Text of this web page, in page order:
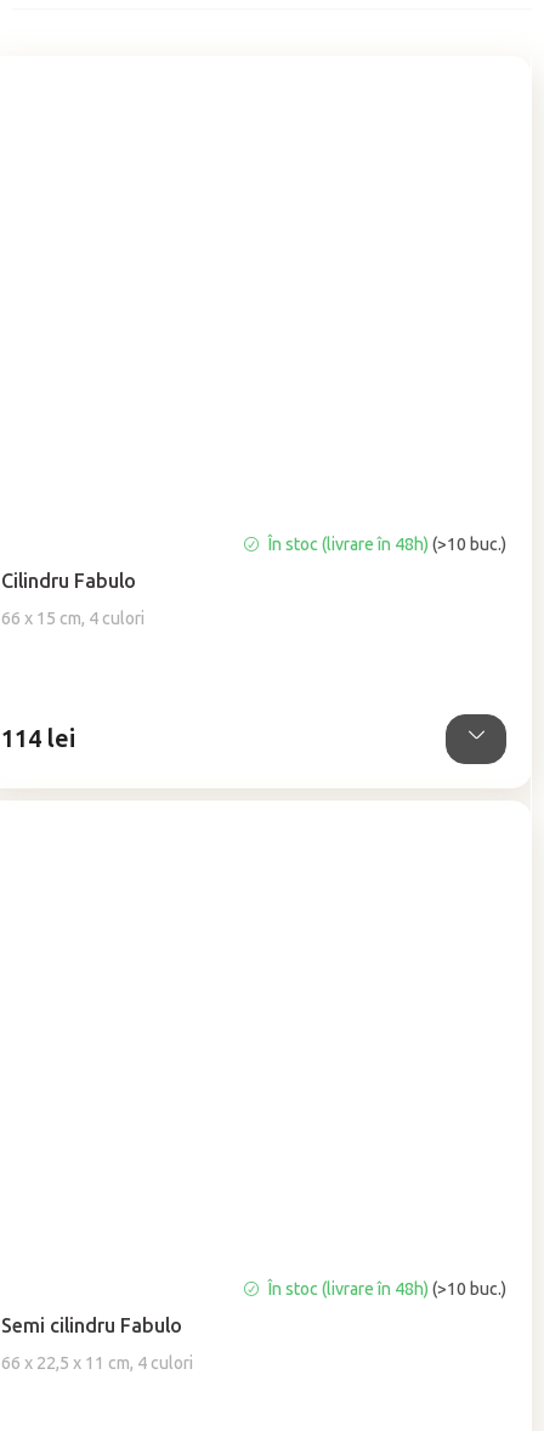
Cilindru Fabulo
66 x 15 cm, 4 culori
medie
a
produsului
stele.
În stoc (livrare în 48h)(>10 buc.)
114 lei
Semi cilindru Fabulo
66 x 22,5 x 11 cm, 4 culori
medie
a
produsului
În stoc (livrare în 48h)(>10 buc.)